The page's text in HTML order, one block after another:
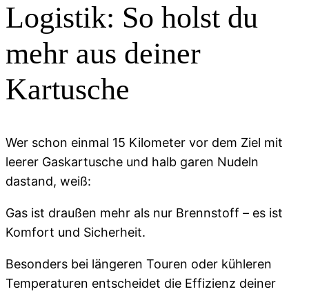
Logistik: So holst du
mehr aus deiner
Kartusche
Wer schon einmal 15 Kilometer vor dem Ziel mit
leerer Gaskartusche und halb garen Nudeln
dastand, weiß:
Gas ist draußen mehr als nur Brennstoff – es ist
Komfort und Sicherheit.
Besonders bei längeren Touren oder kühleren
Temperaturen entscheidet die Effizienz deiner